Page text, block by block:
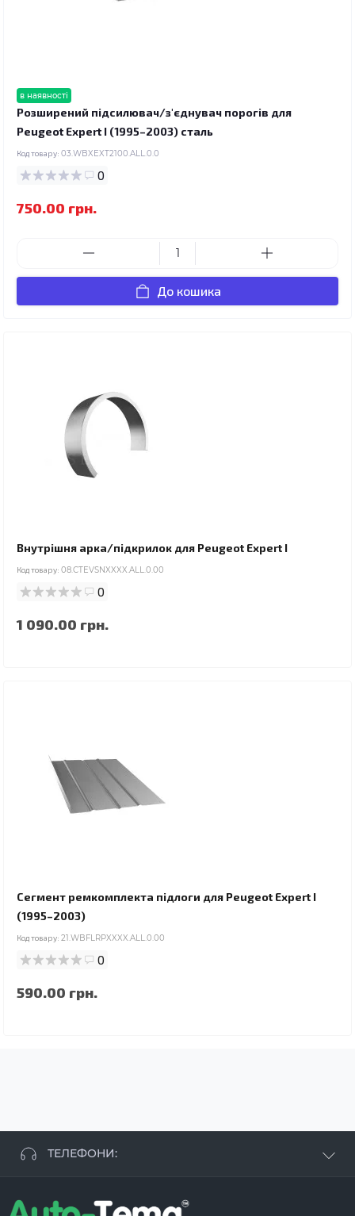
в наявності
Розширений підсилювач/з'єднувач порогів для
Peugeot Expert I (1995–2003) сталь
Код товару: 03.WBXEXT2100.ALL.0.0
0
750.00 грн.
До кошика
Внутрішня арка/підкрилок для Peugeot Expert I
Код товару: 08.CTEVSNXXXX.ALL.0.00
0
1 090.00 грн.
Сегмент ремкомплекта підлоги для Peugeot Expert I
(1995–2003)
Код товару: 21.WBFLRPXXXX.ALL.0.00
0
590.00 грн.
ТЕЛЕФОНИ:
+38 096 250 84 38